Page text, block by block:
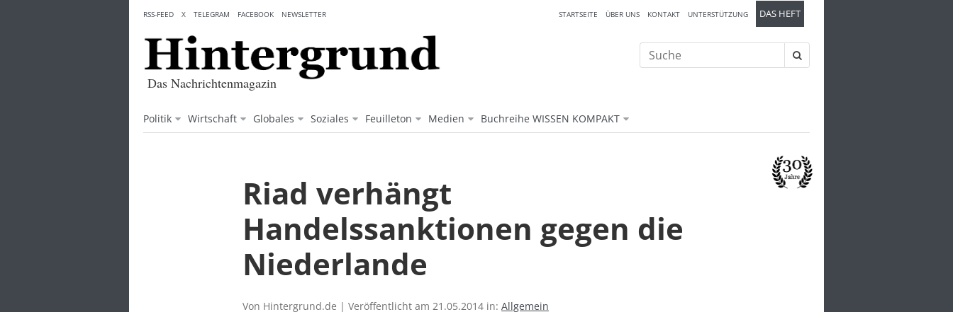
content
Das Nachrichtenmagazin
Politik Wirtschaft Globales Soziales Feuilleton Medien Buchreihe WISSEN KOMPAKT
STARTSEITE ÜBER UNS KONTAKT UNTERSTÜTZUNG DAS HEFT
RSS-FEED X TELEGRAM FACEBOOK NEWSLETTER
Suche
nach:
Riad verhängt
Handelssanktionen gegen die
Niederlande
Von Hintergrund.de | Veröffentlicht am 21.05.2014 in: Allgemein